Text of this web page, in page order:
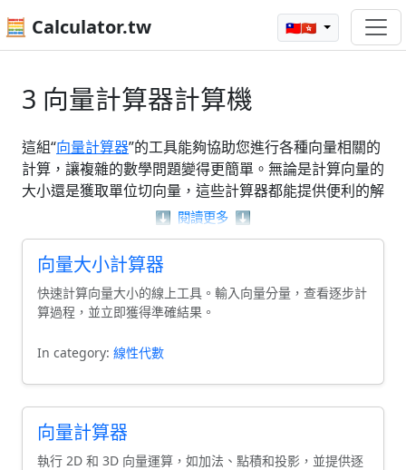
🧮 Calculator.tw 🇹🇼🇭🇰
3 向量計算器計算機
這組“向量計算器”的工具能夠協助您進行各種向量相關的
計算，讓複雜的數學問題變得更簡單。無論是計算向量的
大小還是獲取單位切向量，這些計算器都能提供便利的解
決方案。使用這些工具，您可以輕鬆處理向量的加法、減
法以及其他相關的計算，幫助您更好地理解向量的特性和
應用。探索這些“向量計算器”，讓數學學習變得更加高
效。
⬇️ 閱讀更多 ⬇️
向量大小計算器
快速計算向量大小的線上工具。輸入向量分量，查看逐步計
算過程，並立即獲得準確結果。
In category: 線性代數
向量計算器
執行 2D 和 3D 向量運算，如加法、點積和投影，並提供逐